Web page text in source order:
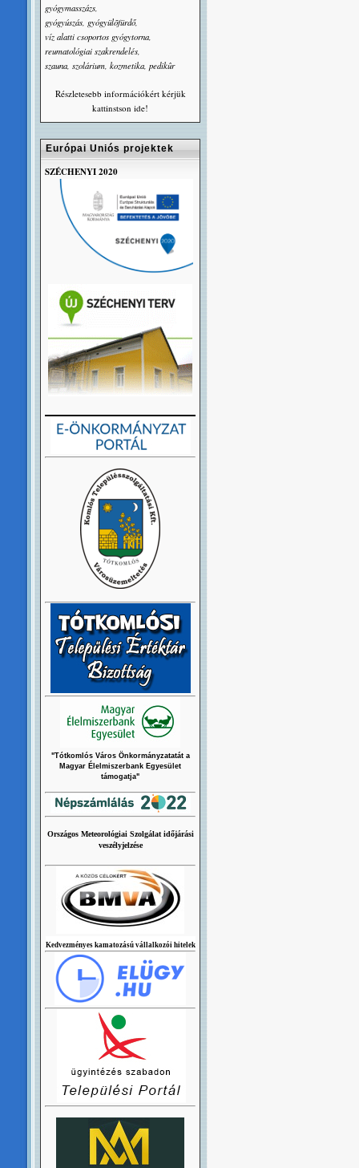
gyógymasszázs,
gyógyúszás, gyógyülõfürdő,
víz alatti csoportos gyógytorna,
reumatológiai szakrendelés,
szauna, szolárium, kozmetika, pedikûr
Részletesebb információkért kérjük
kattinstson ide!
Európai Uniós projektek
SZÉCHENYI 2020
"Tótkomlós Város Önkormányzatatát a
Magyar Élelmiszerbank Egyesület
támogatja"
Országos Meteorológiai Szolgálat időjárási
veszélyjelzése
Kedvezményes kamatozású vállalkozói hitelek